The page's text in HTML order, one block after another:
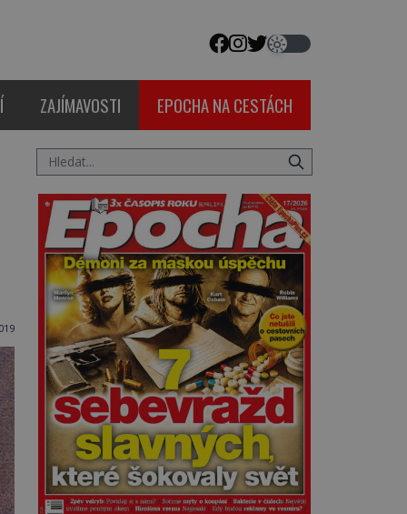
ZAJÍMAVOSTI EPOCHA NA CESTÁCH